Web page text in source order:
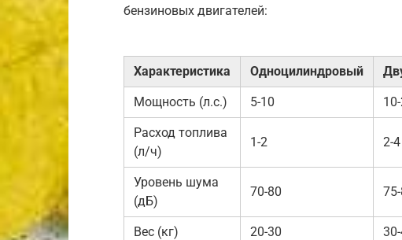
бензиновых двигателей:
Характеристика Одноцилиндровый
Мощность (л.с.) 5-10
Расход топлива
(л/ч)
1-2 2-4
Уровень шума
(дБ)
70-80
Вес (кг) 20-30